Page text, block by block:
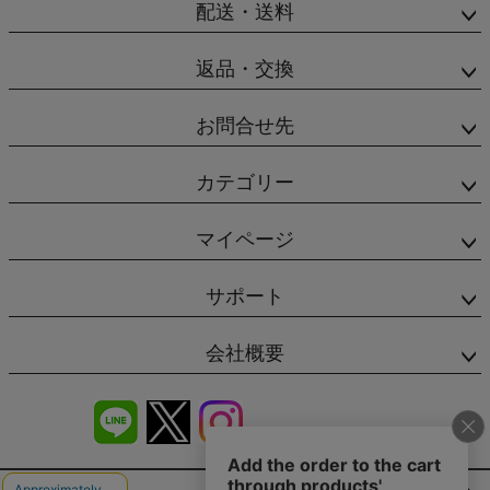
配送・送料
返品・交換
お問合せ先
カテゴリー
マイページ
サポート
会社概要